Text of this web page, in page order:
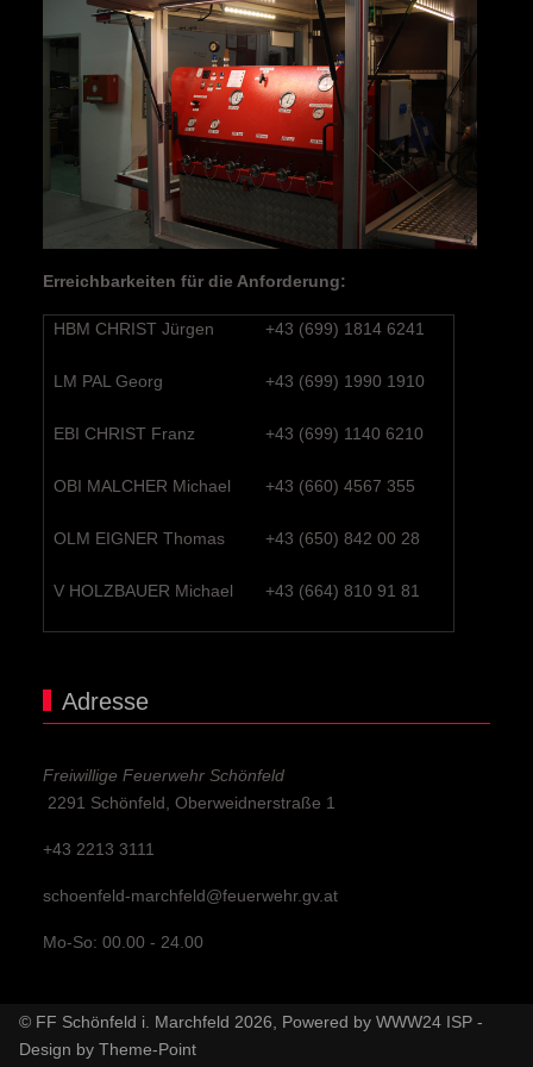
Erreichbarkeiten für die Anforderung:
HBM CHRIST Jürgen +43 (699) 1814 6241
LM PAL Georg +43 (699) 1990 1910
EBI CHRIST Franz +43 (699) 1140 6210
OBI MALCHER Michael +43 (660) 4567 355
OLM EIGNER Thomas +43 (650) 842 00 28
V HOLZBAUER Michael +43 (664) 810 91 81
Adresse
Freiwillige Feuerwehr Schönfeld
2291 Schönfeld, Oberweidnerstraße 1
+43 2213 3111
schoenfeld-marchfeld@feuerwehr.gv.at
Mo-So: 00.00 - 24.00
© FF Schönfeld i. Marchfeld 2026, Powered byWWW24 ISP -
Design byTheme-Point